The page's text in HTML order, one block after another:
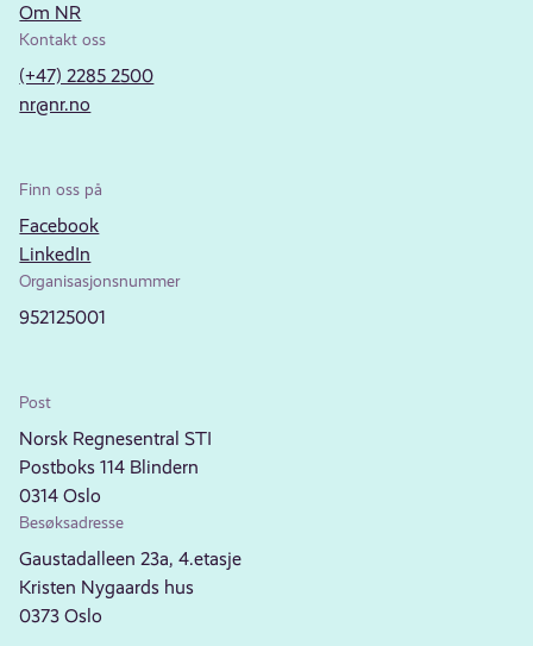
Om NR
Kontakt oss
(+47) 2285 2500
nr@nr.no
Finn oss på
Facebook
LinkedIn
Organisasjonsnummer
952125001
Post
Norsk Regnesentral STI
Postboks 114 Blindern
0314 Oslo
Besøksadresse
Gaustadalleen 23a, 4.etasje
Kristen Nygaards hus
0373 Oslo